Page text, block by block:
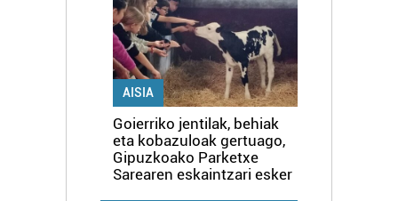
AISIA
Goierriko jentilak, behiak
eta kobazuloak gertuago,
Gipuzkoako Parketxe
Sarearen eskaintzari esker